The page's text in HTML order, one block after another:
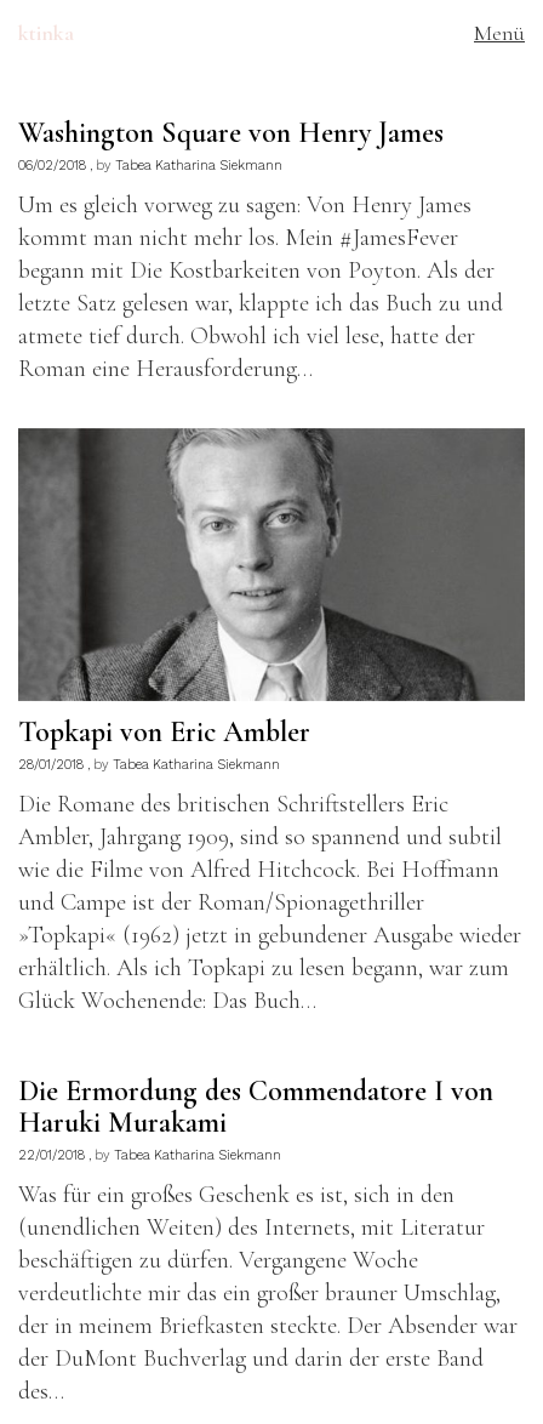
ktinka Menü
Washington Square von Henry James
06/02/2018 by Tabea Katharina Siekmann
Um es gleich vorweg zu sagen: Von Henry James
kommt man nicht mehr los. Mein #JamesFever
begann mit Die Kostbarkeiten von Poyton. Als der
letzte Satz gelesen war, klappte ich das Buch zu und
atmete tief durch. Obwohl ich viel lese, hatte der
Roman eine Herausforderung…
Topkapi von Eric Ambler
28/01/2018 by Tabea Katharina Siekmann
Die Romane des britischen Schriftstellers Eric
Ambler, Jahrgang 1909, sind so spannend und subtil
wie die Filme von Alfred Hitchcock. Bei Hoffmann
und Campe ist der Roman/Spionagethriller
»Topkapi« (1962) jetzt in gebundener Ausgabe wieder
erhältlich. Als ich Topkapi zu lesen begann, war zum
Glück Wochenende: Das Buch…
Die Ermordung des Commendatore I von
Haruki Murakami
22/01/2018 by Tabea Katharina Siekmann
Was für ein großes Geschenk es ist, sich in den
(unendlichen Weiten) des Internets, mit Literatur
beschäftigen zu dürfen. Vergangene Woche
verdeutlichte mir das ein großer brauner Umschlag,
der in meinem Briefkasten steckte. Der Absender war
der DuMont Buchverlag und darin der erste Band
des…